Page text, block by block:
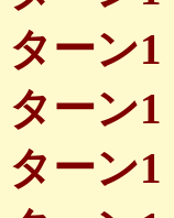
ターン1
ターン1
ターン1